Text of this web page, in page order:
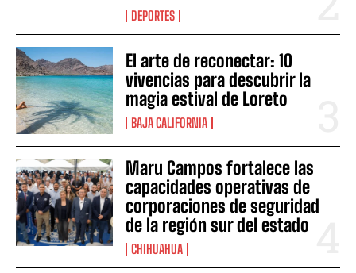
DEPORTES
El arte de reconectar: 10
vivencias para descubrir la
magia estival de Loreto
BAJA CALIFORNIA
Maru Campos fortalece las
capacidades operativas de
corporaciones de seguridad
de la región sur del estado
CHIHUAHUA